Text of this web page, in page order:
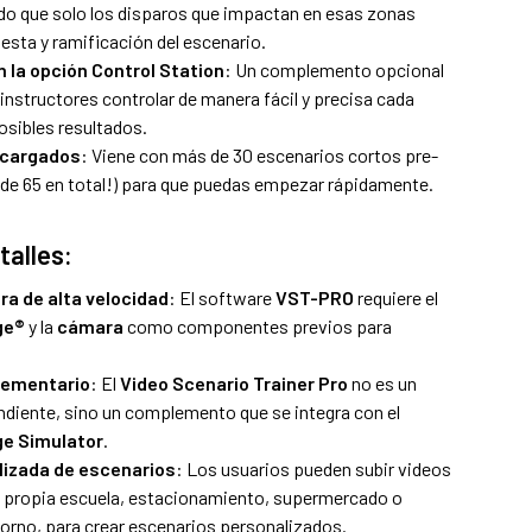
que solo los disparos que impactan en esas zonas
y ramificación del escenario.
la opción Control Station: Un complemento opcional
controlar de manera fácil y precisa cada
resultados.
: Viene con más de 30 escenarios cortos pre-
65 en total!) para que puedas empezar rápidamente.
de alta velocidad: El softwareVST-PRO requiere el
y la cámara como componentes previos para
: ElVideo Scenario Trainer Pro no es un
sino un complemento que se integra con el
Simulator.
de escenarios: Los usuarios pueden subir videos
escuela, estacionamiento, supermercado o
para crear escenarios personalizados.